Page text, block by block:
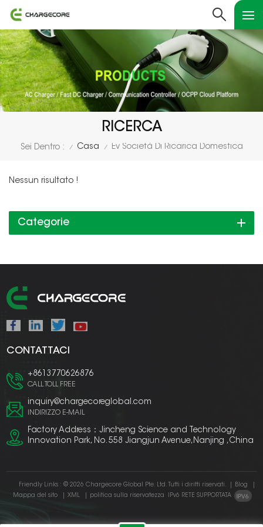
RICERCA
Sei Dentro : / Casa / Ev Società Di Ricarica Domestica
Nessun risultato !
Categorie
CONTATTACI
+8613770626876
CALL TOLL FREE
inquiry@chargecoreglobal.com
INDIRIZZO E-MAIL
Factory Address：Jincheng Science and Technology
Innovation Park, No. 558 Jiangjun Avenue,Nanjing ,China
Friendly Links : © 2026 Chargecore Global Pte. Ltd. Tutti i diritti riservati. Blog
Mappa del sito
XML politica sulla riservatezza IPv6 RETE SUPPORTATA